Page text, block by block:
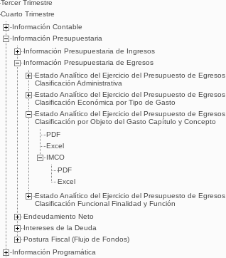
Tercer Trimestre
Cuarto Trimestre
Información Contable
Información Presupuestaria
Información Presupuestaria de Ingresos
Información Presupuestaria de Egresos
Estado Analítico del Ejercicio del Presupuesto de Egresos
Clasificación Administrativa
Estado Analítico del Ejercicio del Presupuesto de Egresos
Clasificación Económica por Tipo de Gasto
Estado Analítico del Ejercicio del Presupuesto de Egresos
Clasificación por Objeto del Gasto Capítulo y Concepto
PDF
Excel
IMCO
PDF
Excel
Estado Analítico del Ejercicio del Presupuesto de Egresos
Clasificación Funcional Finalidad y Función
Endeudamiento Neto
Intereses de la Deuda
Postura Fiscal (Flujo de Fondos)
Información Programática